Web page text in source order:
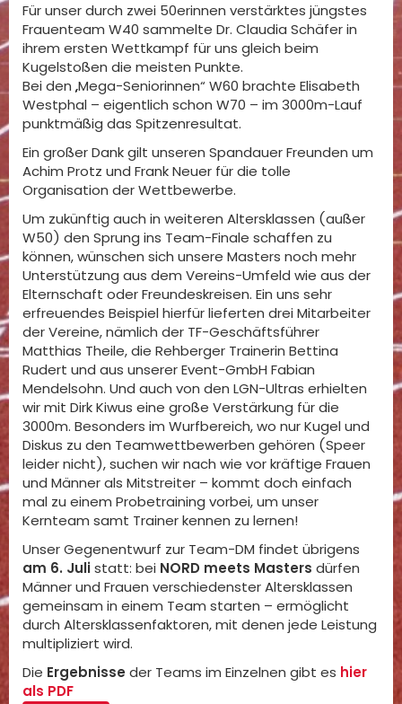
Für unser durch zwei 50erinnen verstärktes jüngstes
Frauenteam W40 sammelte Dr. Claudia Schäfer in
ihrem ersten Wettkampf für uns gleich beim
Kugelstoßen die meisten Punkte.
Bei den „Mega-Seniorinnen“ W60 brachte Elisabeth
Westphal – eigentlich schon W70 – im 3000m-Lauf
punktmäßig das Spitzenresultat.
Ein großer Dank gilt unseren Spandauer Freunden um
Achim Protz und Frank Neuer für die tolle
Organisation der Wettbewerbe.
Um zukünftig auch in weiteren Altersklassen (außer
W50) den Sprung ins Team-Finale schaffen zu
können, wünschen sich unsere Masters noch mehr
Unterstützung aus dem Vereins-Umfeld wie aus der
Elternschaft oder Freundeskreisen. Ein uns sehr
erfreuendes Beispiel hierfür lieferten drei Mitarbeiter
der Vereine, nämlich der TF-Geschäftsführer
Matthias Theile, die Rehberger Trainerin Bettina
Rudert und aus unserer Event-GmbH Fabian
Mendelsohn. Und auch von den LGN-Ultras erhielten
wir mit Dirk Kiwus eine große Verstärkung für die
3000m. Besonders im Wurfbereich, wo nur Kugel und
Diskus zu den Teamwettbewerben gehören (Speer
leider nicht), suchen wir nach wie vor kräftige Frauen
und Männer als Mitstreiter – kommt doch einfach
mal zu einem Probetraining vorbei, um unser
Kernteam samt Trainer kennen zu lernen!
Unser Gegenentwurf zur Team-DM findet übrigens
am 6. Julistatt: bei NORD meets Masters dürfen
Männer und Frauen verschiedenster Altersklassen
gemeinsam in einem Team starten – ermöglicht
durch Altersklassenfaktoren, mit denen jede Leistung
multipliziert wird.
Die Ergebnisseder Teams im Einzelnen gibt es hier
als PDF